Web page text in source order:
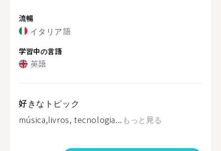
流暢
イタリア語
学習中の言語
英語
好きなトピック
música,livros, tecnologia... もっと見る